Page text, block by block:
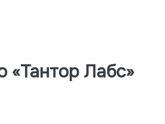
«Тантор Лабс»